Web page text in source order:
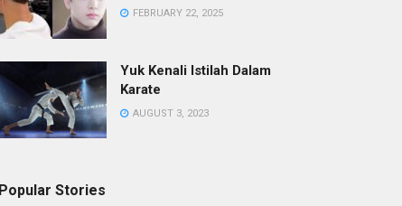
FEBRUARY 22, 2025
Yuk Kenali Istilah Dalam
Karate
AUGUST 3, 2023
Popular Stories